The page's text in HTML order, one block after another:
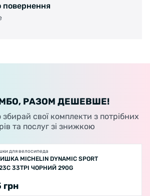
повернення
РАЗОМ ДЕШЕВШЕ!
збирай свої комплекти з потрібних
та послуг зі знижкою
для велосипеда
MICHELIN DYNAMIC SPORT
33TPI ЧОРНИЙ 290G
грн